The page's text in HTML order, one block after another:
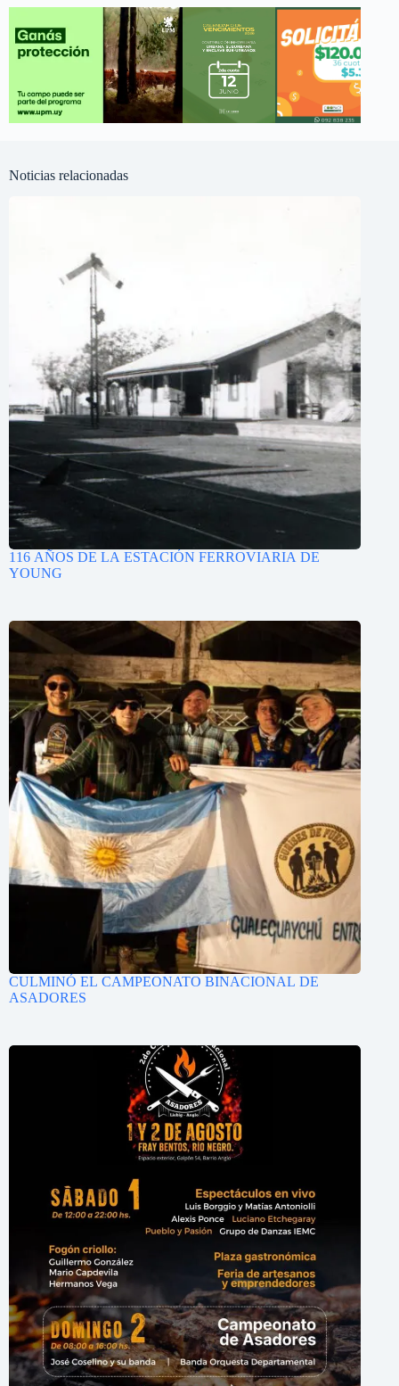
Noticias relacionadas
116 AÑOS DE LA ESTACIÓN FERROVIARIA DE
YOUNG
CULMINÓ EL CAMPEONATO BINACIONAL DE
ASADORES